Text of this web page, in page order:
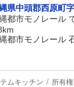
県中頭郡西原町
都市モノレール
都市モノレール
ムキッチン 所有権